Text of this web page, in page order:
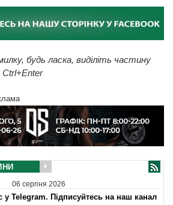
будь ласка, виділіть частину
06 серпня 2026
у Telegram. Підписуйтесь на наш канал